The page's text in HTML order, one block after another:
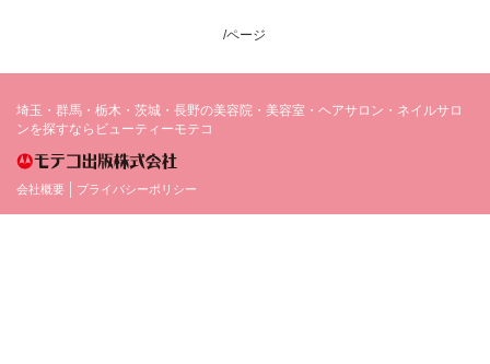
/ページ
埼玉・群馬・栃木・茨城・長野の美容院・美容室・ヘアサロン・ネイルサロ
ンを探すならビューティーモテコ
会社概要 プライバシーポリシー